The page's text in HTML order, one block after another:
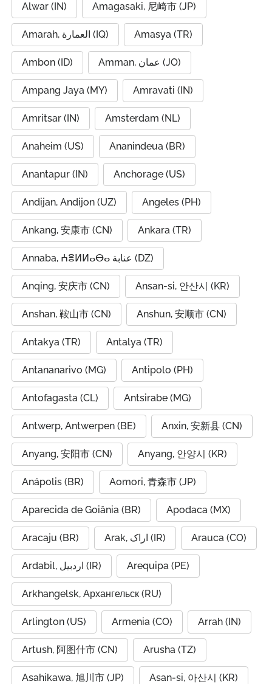
Alwar (IN) Amagasaki, 尼崎市 (JP)
Amarah, العمارة (IQ) Amasya (TR)
Ambon (ID) Amman, عمان (JO)
Ampang Jaya (MY) Amravati (IN)
Amritsar (IN) Amsterdam (NL)
Anaheim (US) Ananindeua (BR)
Anantapur (IN) Anchorage (US)
Andijan, Andijon (UZ) Angeles (PH)
Ankang, 安康市 (CN) Ankara (TR)
Annaba, ⵄⴻⵍⵍⴰⴱⴰ عنابة (DZ)
Anqing, 安庆市 (CN) Ansan-si, 안산시 (KR)
Anshan, 鞍山市 (CN) Anshun, 安顺市 (CN)
Antakya (TR) Antalya (TR)
Antananarivo (MG) Antipolo (PH)
Antofagasta (CL) Antsirabe (MG)
Antwerp, Antwerpen (BE) Anxin, 安新县 (CN)
Anyang, 安阳市 (CN) Anyang, 안양시 (KR)
Anápolis (BR) Aomori, 青森市 (JP)
Aparecida de Goiânia (BR) Apodaca (MX)
Aracaju (BR) Arak, اراک (IR) Arauca (CO)
Ardabil, اردبیل (IR) Arequipa (PE)
Arkhangelsk, Архангельск (RU)
Arlington (US) Armenia (CO) Arrah (IN)
Artush, 阿图什市 (CN) Arusha (TZ)
Asahikawa, 旭川市 (JP) Asan-si, 아산시 (KR)